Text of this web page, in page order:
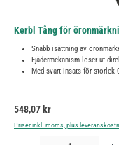
Kerbl Tång för
Snabb isättning av
Fjädermekanism löser ut
Med svart insats för storlek
Ordinarie pris:
548,07 kr
Priser inkl. moms, plus
Produktkvantitet: Ange önskat